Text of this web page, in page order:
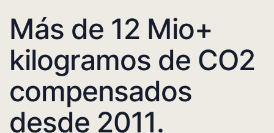
Más de 12 Mio+
kilogramos de CO2
compensados
desde 2011.